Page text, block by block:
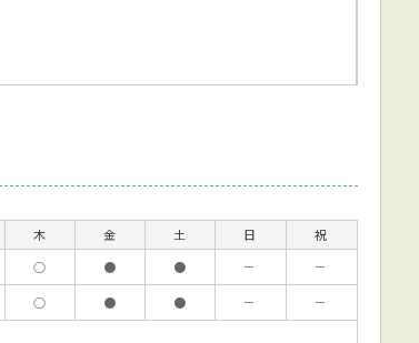
木 金 土 日
祝
○ ● ● －
－
○ ● ● －
－